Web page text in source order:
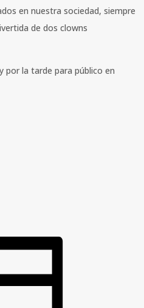
en nuestra sociedad, siempre
de dos clowns
por la tarde para público en